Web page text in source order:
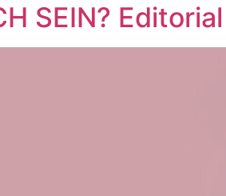
SEIN?